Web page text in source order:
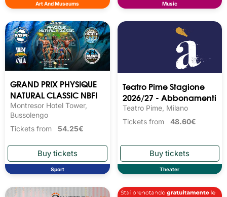
Art And Museums Music
GRAND PRIX PHYSIQUE
NATURAL CLASSIC NBFI
Montresor Hotel Tower,
Bussolengo
Tickets from 54.25€
Sport
Teatro Pime Stagione
2026/27 - Abbonamenti
Teatro Pime, Milano
Tickets from 48.60€
Theater